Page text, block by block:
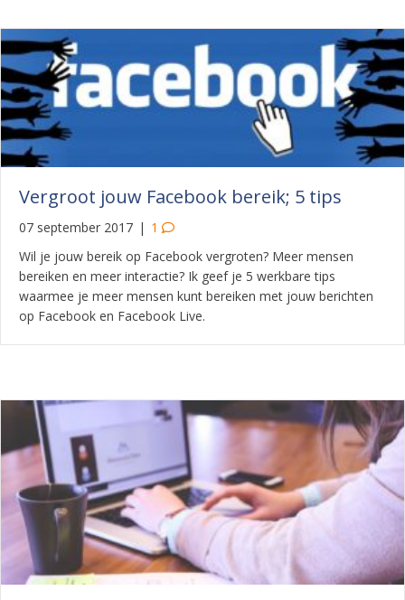
Vergroot jouw Facebook bereik; 5 tips
07 september 2017 | 1
Wil je jouw bereik op Facebook vergroten? Meer mensen
bereiken en meer interactie? Ik geef je 5 werkbare tips
waarmee je meer mensen kunt bereiken met jouw berichten
op Facebook en Facebook Live.